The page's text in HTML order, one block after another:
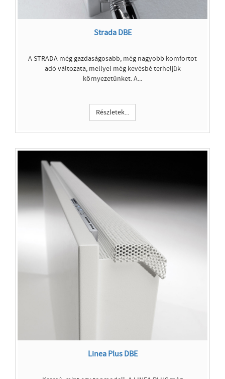
Strada DBE
A STRADA még gazdaságosabb, még nagyobb komfortot
adó változata, mellyel még kevésbé terheljük
környezetünket. A...
Részletek...
Linea Plus DBE